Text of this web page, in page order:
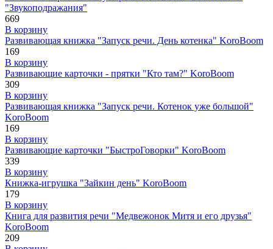
"Звукоподражания"
669
В корзину
Развивающая книжка "Запуск речи. День котенка" KoroBoom
169
В корзину
Развивающие карточки - прятки "Кто там?" KoroBoom
309
В корзину
Развивающая книжка "Запуск речи. Котенок уже большой"
KoroBoom
169
В корзину
Развивающие карточки "БыстроГоворки" KoroBoom
339
В корзину
Книжка-игрушка "Зайкин день" KoroBoom
179
В корзину
Книга для развития речи "Медвежонок Митя и его друзья"
KoroBoom
209